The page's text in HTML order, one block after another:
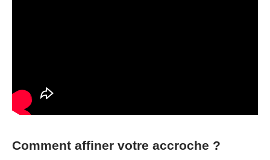
Comment affiner votre accroche ?